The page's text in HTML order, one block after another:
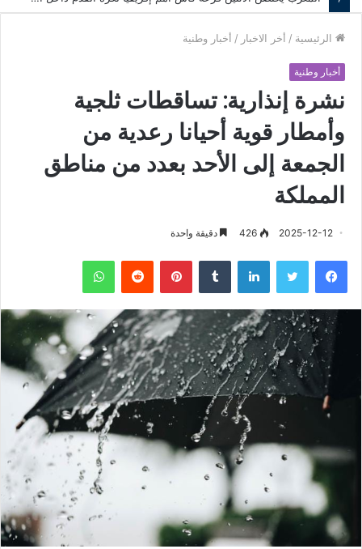
الرئيسية / أخر الاخبار / أخبار وطنية
أخبار وطنية
نشرة إنذارية: تساقطات ثلجية
وأمطار قوية أحيانا رعدية من
الجمعة إلى الأحد بعدد من مناطق
المملكة
2025-12-12
426 دقيقة واحدة
فيسبوك لينكدإن بينتيريست